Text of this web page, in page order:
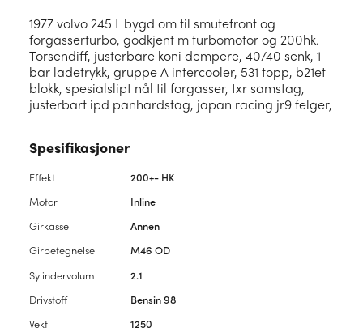
1977 volvo 245 L bygd om til smutefront og
forgasserturbo, godkjent m turbomotor og 200hk.
Torsendiff, justerbare koni dempere, 40/40 senk, 1
bar ladetrykk, gruppe A intercooler, 531 topp, b21et
blokk, spesialslipt nål til forgasser, txr samstag,
justerbart ipd panhardstag, japan racing jr9 felger,
Spesifikasjoner
Effekt
200+- HK
Motor
Inline
Girkasse
Annen
Girbetegnelse
M46 OD
Sylindervolum
2.1
Drivstoff
Bensin 98
Vekt
1250